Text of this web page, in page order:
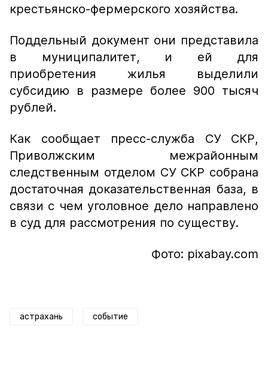
крестьянско-фермерского хозяйства.
Поддельный документ они представила
в муниципалитет, и ей для
приобретения жилья выделили
субсидию в размере более 900 тысяч
рублей.
Как сообщает пресс-служба СУ СКР,
Приволжским межрайонным
следственным отделом СУ СКР собрана
достаточная доказательственная база, в
связи с чем уголовное дело направлено
в суд для рассмотрения по существу.
Фото: pixabay.com
астрахань событие